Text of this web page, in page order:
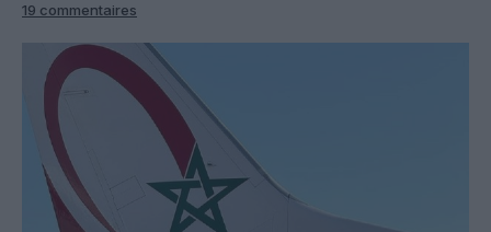
19 commentaires